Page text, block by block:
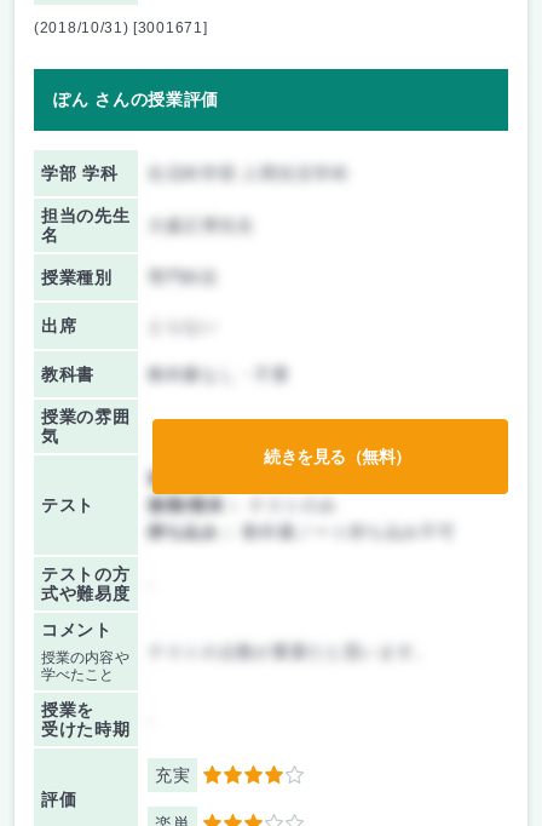
(2018/10/31) [3001671]
ぽん さんの授業評価
学部 学科
担当の先生
名
大森正博先生
授業種別
出席
教科書 教科書なし・不要
授業の雰囲
気
テスト
前期/中間：
後期/期末：
持ち込み：
教科書ノート持ち込み不可
テストの方
式や難易度
コメント
授業の内容や
学べたこと
授業を
受けた時期
評価
充実 4
続きを見る（無料）